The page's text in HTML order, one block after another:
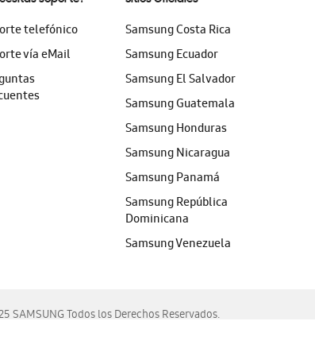
telefónico
vía eMail
Samsung Costa Rica
Samsung Ecuador
Samsung El Salvador
Samsung Guatemala
Samsung Honduras
Samsung Nicaragua
Samsung Panamá
Samsung República
Dominicana
Samsung Venezuela
SAMSUNG Todos los Derechos Reservados.